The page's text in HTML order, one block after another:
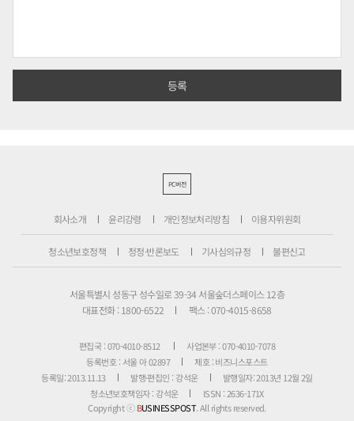
PC버전
회사소개 윤리강령 개인정보처리방침 이용자위원회
청소년보호정책 정정·반론보도 기사심의규정 불편신고
서울특별시 성동구 성수일로 39-34 서울숲더스페이스 12층
대표전화 : 1800-6522
팩스 : 070-4015-8658
편집국 : 070-4010-8512
사업본부 : 070-4010-7078
등록번호 : 서울 아 02897
제호 : 비즈니스포스트
등록일: 2013.11.13
발행·편집인 : 강석운
발행일자: 2013년 12월 2일
청소년보호책임자 : 강석운
ISSN : 2636-171X
Copyright ⓒBUSINESSPOST. All rights reserved.